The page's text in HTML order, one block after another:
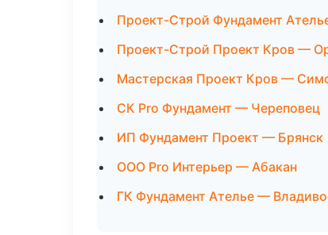
Проект-Строй Фундамент
Проект-Строй Проект Кров —
Мастерская Проект Кров —
СК Pro Фундамент — Череповец
ИП Фундамент Проект — Брянск
ООО Pro Интерьер — Абакан
ГК Фундамент Ателье —